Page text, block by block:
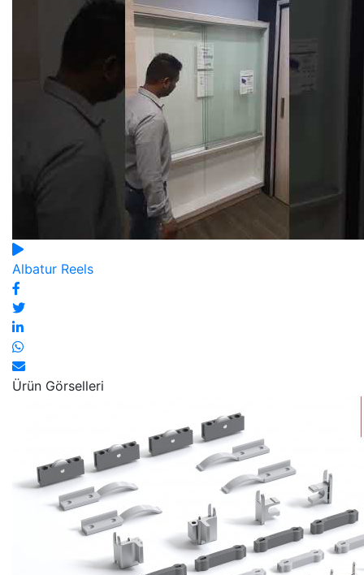
Albatur Reels
Ürün Görselleri